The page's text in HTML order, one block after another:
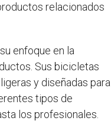
relacionados
enfoque en la
Sus bicicletas
y diseñadas para
tipos de
los profesionales.